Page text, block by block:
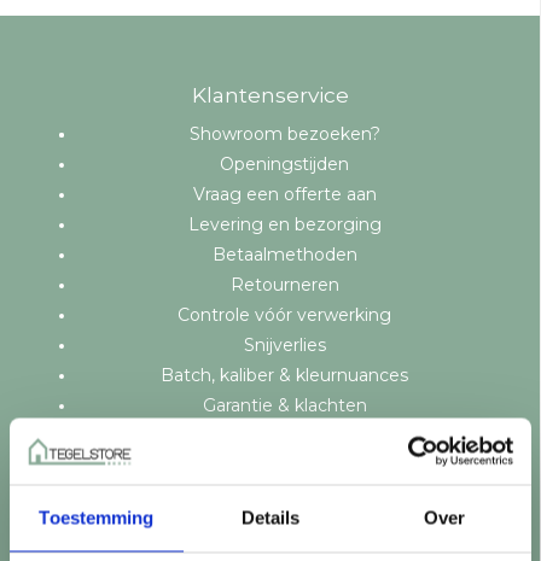
Toestemming Details Over
Klantenservice
Showroom bezoeken?
Openingstijden
Vraag een offerte aan
Levering en bezorging
Betaalmethoden
Retourneren
Controle vóór verwerking
Snijverlies
Batch, kaliber & kleurnuances
Garantie & klachten
Over TegelStore.nl